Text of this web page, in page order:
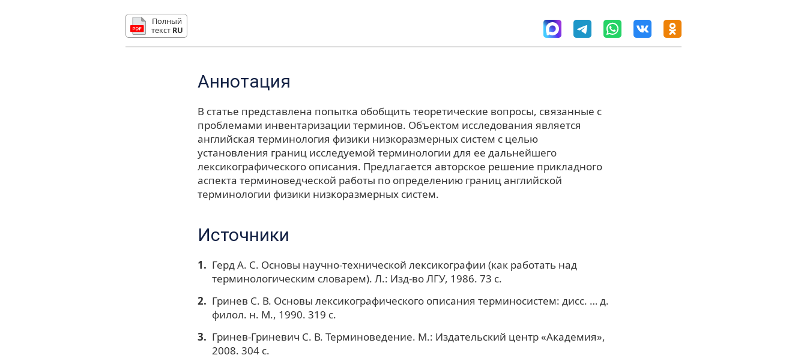
Полный
текст RU
Аннотация
В статье представлена попытка обобщить теоретические вопросы, связанные с
проблемами инвентаризации терминов. Объектом исследования является
английская терминология физики низкоразмерных систем с целью
установления границ исследуемой терминологии для ее дальнейшего
лексикографического описания. Предлагается авторское решение прикладного
аспекта терминоведческой работы по определению границ английской
терминологии физики низкоразмерных систем.
Источники
Герд А. С. Основы научно-технической лексикографии (как работать над
терминологическим словарем). Л.: Изд-во ЛГУ, 1986. 73 с.
Гринев С. В. Основы лексикографического описания терминосистем: дисс. … д.
филол. н. М., 1990. 319 с.
Гринев-Гриневич С. В. Терминоведение. М.: Издательский центр «Академия»,
2008. 304 с.